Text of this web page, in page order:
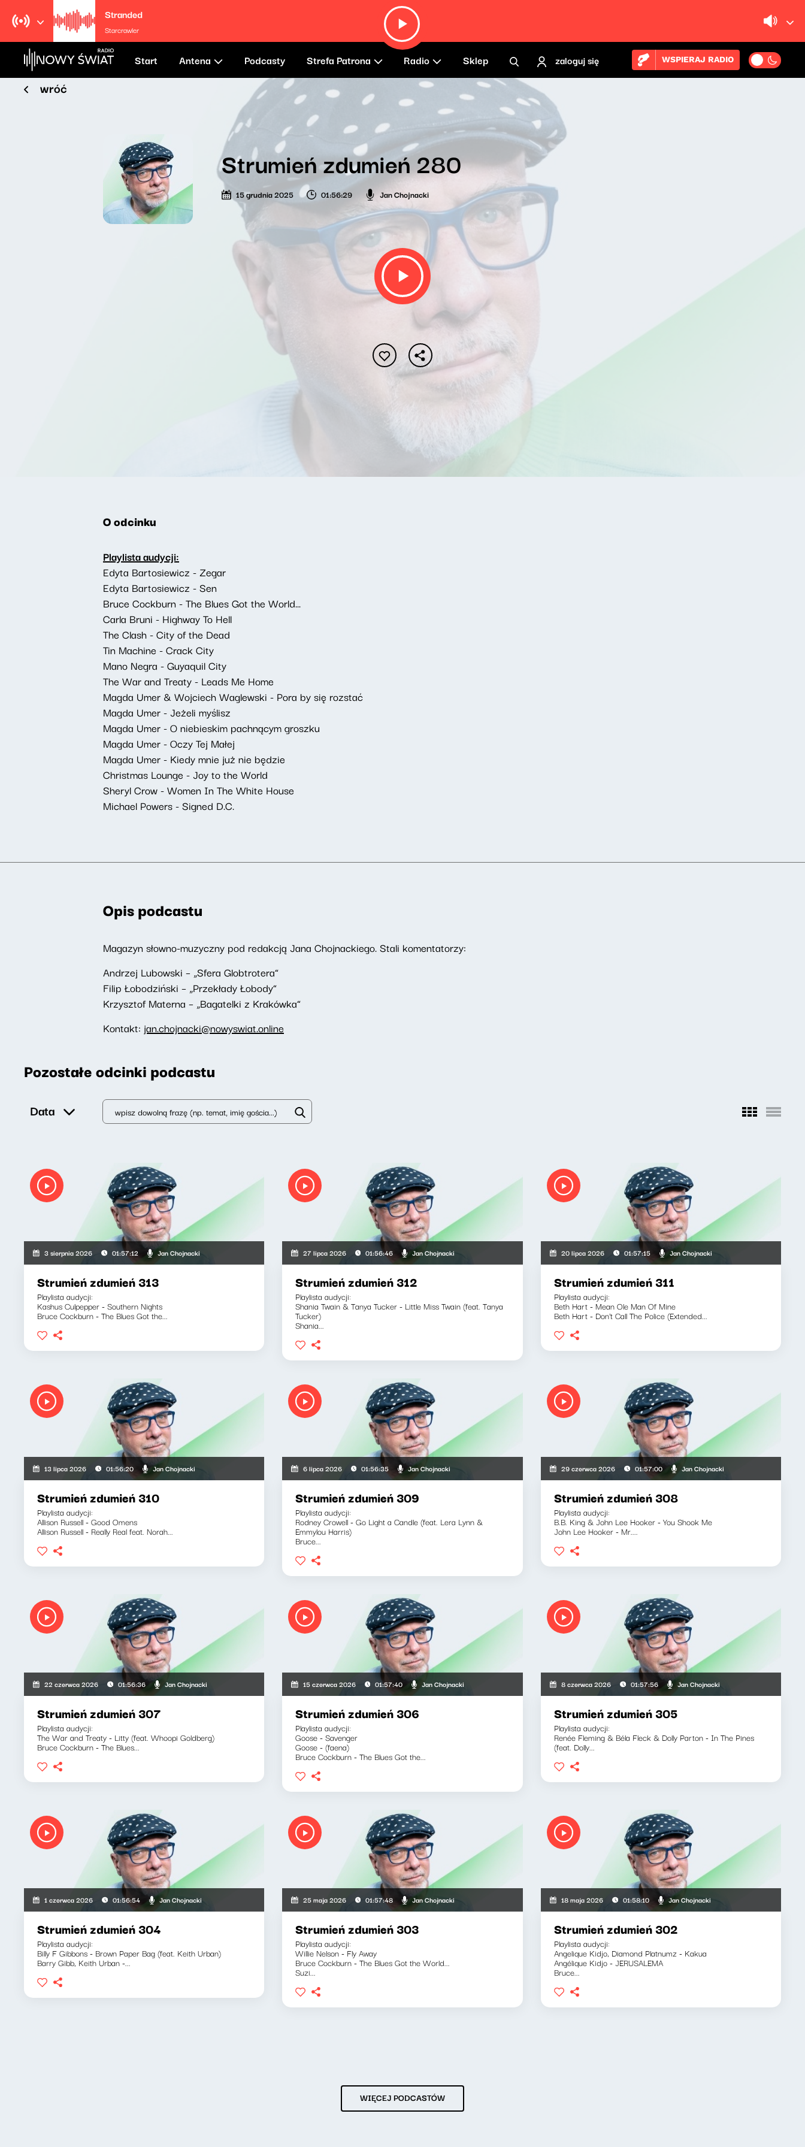
Stranded
Starcrawler
Start Antena Podcasty Strefa Patrona Radio Sklep zaloguj się WSPIERAJ RADIO
wróć
Strumień zdumień 280
15 grudnia 2025 01:56:29 Jan Chojnacki
O odcinku
Playlista audycji:
Edyta Bartosiewicz - Zegar
Edyta Bartosiewicz - Sen
Bruce Cockburn - The Blues Got the World...
Carla Bruni - Highway To Hell
The Clash - City of the Dead
Tin Machine - Crack City
Mano Negra - Guyaquil City
The War and Treaty - Leads Me Home
Magda Umer & Wojciech Waglewski - Pora by się rozstać
Magda Umer - Jeżeli myślisz
Magda Umer - O niebieskim pachnącym groszku
Magda Umer - Oczy Tej Małej
Magda Umer - Kiedy mnie już nie będzie
Christmas Lounge - Joy to the World
Sheryl Crow - Women In The White House
Michael Powers - Signed D.C.
Opis podcastu
Magazyn słowno-muzyczny pod redakcją Jana Chojnackiego. Stali komentatorzy:
Andrzej Lubowski – „Sfera Globtrotera”
Filip Łobodziński – „Przekłady Łobody”
Krzysztof Materna – „Bagatelki z Krakówka”
Kontakt: jan.chojnacki@nowyswiat.online
Pozostałe odcinki podcastu
Data
3 sierpnia 2026 01:57:12 Jan Chojnacki
Strumień zdumień 313
Playlista audycji:
Kashus Culpepper - Southern Nights
Bruce Cockburn - The Blues Got the...
27 lipca 2026 01:56:46 Jan Chojnacki
Strumień zdumień 312
Playlista audycji:
Shania Twain & Tanya Tucker - Little Miss Twain (feat. Tanya
Tucker)
Shania...
20 lipca 2026 01:57:15 Jan Chojnacki
Strumień zdumień 311
Playlista audycji:
Beth Hart - Mean Ole Man Of Mine
Beth Hart - Don't Call The Police (Extended...
13 lipca 2026 01:56:20 Jan Chojnacki
Strumień zdumień 310
Playlista audycji:
Allison Russell - Good Omens
Allison Russell - Really Real feat. Norah...
6 lipca 2026 01:56:35 Jan Chojnacki
Strumień zdumień 309
Playlista audycji:
Rodney Crowell - Go Light a Candle (feat. Lera Lynn &
Emmylou Harris)
Bruce...
29 czerwca 2026 01:57:00 Jan Chojnacki
Strumień zdumień 308
Playlista audycji:
B.B. King & John Lee Hooker - You Shook Me
John Lee Hooker - Mr....
22 czerwca 2026 01:56:36 Jan Chojnacki
Strumień zdumień 307
Playlista audycji:
The War and Treaty - Litty (feat. Whoopi Goldberg)
Bruce Cockburn - The Blues...
15 czerwca 2026 01:57:40 Jan Chojnacki
Strumień zdumień 306
Playlista audycji:
Goose - Savenger
Goose - (faena)
Bruce Cockburn - The Blues Got the...
8 czerwca 2026 01:57:56 Jan Chojnacki
Strumień zdumień 305
Playlista audycji:
Renée Fleming & Béla Fleck & Dolly Parton - In The Pines
(feat. Dolly...
1 czerwca 2026 01:56:54 Jan Chojnacki
Strumień zdumień 304
Playlista audycji:
Billy F Gibbons - Brown Paper Bag (feat. Keith Urban)
Barry Gibb, Keith Urban -...
25 maja 2026 01:57:48 Jan Chojnacki
Strumień zdumień 303
Playlista audycji:
Willie Nelson - Fly Away
Bruce Cockburn - The Blues Got the World...
Suzi...
18 maja 2026 01:58:10 Jan Chojnacki
Strumień zdumień 302
Playlista audycji:
Angelique Kidjo, Diamond Platnumz - Kakua
Angélique Kidjo - JERUSALEMA
Bruce...
WIĘCEJ PODCASTÓW